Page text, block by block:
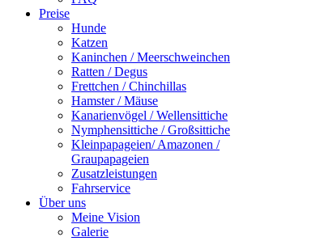
Preise
Hunde
Katzen
Kaninchen / Meerschweinchen
Ratten / Degus
Frettchen / Chinchillas
Hamster / Mäuse
Kanarienvögel / Wellensittiche
Nymphensittiche / Großsittiche
Kleinpapageien/ Amazonen /
Graupapageien
Zusatzleistungen
Fahrservice
Über uns
Meine Vision
Galerie